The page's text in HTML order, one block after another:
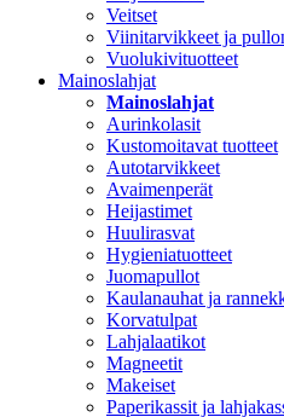
Veitset
Viinitarvikkeet ja
Vuolukivituotteet
Mainoslahjat
Mainoslahjat
Aurinkolasit
Kustomoitavat tuotteet
Autotarvikkeet
Avaimenperät
Heijastimet
Huulirasvat
Hygieniatuotteet
Juomapullot
Kaulanauhat ja
Korvatulpat
Lahjalaatikot
Magneetit
Makeiset
Paperikassit ja